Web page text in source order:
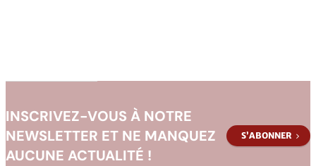
INSCRIVEZ-VOUS À NOTRE
NEWSLETTER ET NE MANQUEZ
AUCUNE ACTUALITÉ !
S’ABONNER